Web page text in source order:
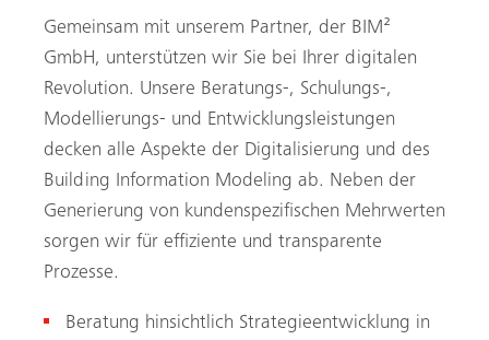
Gemeinsam mit unserem Partner, der BIM²
GmbH, unterstützen wir Sie bei Ihrer digitalen
Revolution. Unsere Beratungs-, Schulungs-,
Modellierungs- und Entwicklungsleistungen
decken alle Aspekte der Digitalisierung und des
Building Information Modeling ab. Neben der
Generierung von kundenspezifischen Mehrwerten
sorgen wir für effiziente und transparente
Prozesse.
Beratung hinsichtlich Strategie­entwicklung in